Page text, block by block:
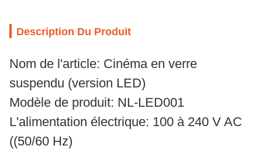
Description Du Produit
Nom de l'article: Cinéma en verre
suspendu (version LED)
Modèle de produit: NL-LED001
L'alimentation électrique: 100 à 240 V AC
((50/60 Hz)